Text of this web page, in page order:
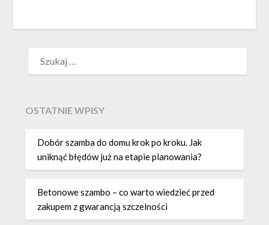
OSTATNIE WPISY
Dobór szamba do domu krok po kroku. Jak
uniknąć błędów już na etapie planowania?
Betonowe szambo – co warto wiedzieć przed
zakupem z gwarancją szczelności